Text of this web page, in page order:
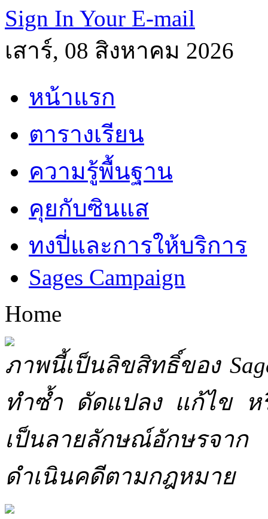
Sign In Your E-mail
เสาร์, 08 สิงหาคม 2026
หน้าแรก
ตารางเรียน
ความรู้พื้นฐาน
คุยกับซินแส
ทงปี่และการให้บริการ
Sages Campaign
Home
ภาพนี้เป็นลิขสิทธิ์ของ
ทำซ้ำ ดัดแปลง แก้ไข ห
เป็นลายลักษณ์อักษรจาก
ดำเนินคดีตามกฎหมาย